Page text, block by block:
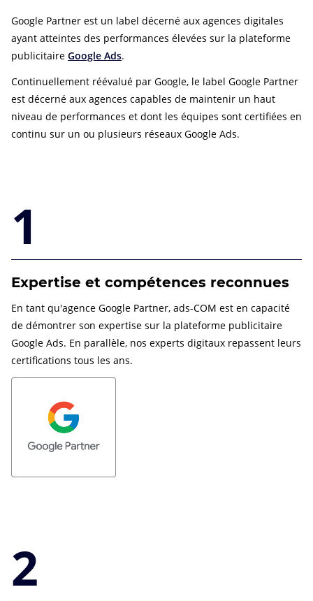
Google Partner est un label décerné aux agences digitales
ayant atteintes des performances élevées sur la plateforme
publicitaire Google Ads.
Continuellement réévalué par Google, le label Google Partner
est décerné aux agences capables de maintenir un haut
niveau de performances et dont les équipes sont certifiées en
continu sur un ou plusieurs réseaux Google Ads.
1
Expertise et compétences reconnues
En tant qu'agence Google Partner, ads-COM est en capacité
de démontrer son expertise sur la plateforme publicitaire
Google Ads. En parallèle, nos experts digitaux repassent leurs
certifications tous les ans.
2